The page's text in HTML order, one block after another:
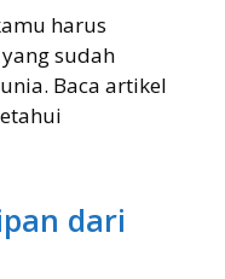
harus
sudah
Baca artikel
dari